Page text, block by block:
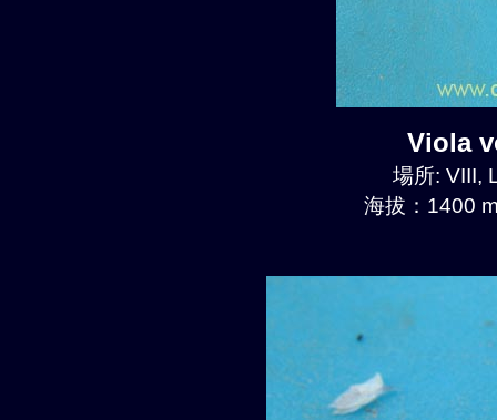
Viola
場所: VIII,
海拔：1400